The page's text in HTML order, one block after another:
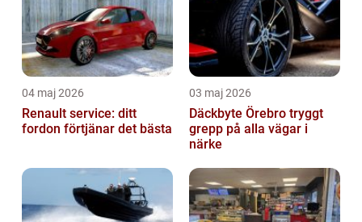
04 maj 2026
Renault service: ditt
fordon förtjänar det bästa
03 maj 2026
Däckbyte Örebro tryggt
grepp på alla vägar i
närke